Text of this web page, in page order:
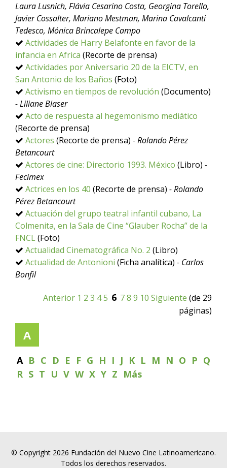
Laura Lusnich, Flávia Cesarino Costa, Georgina Torello,
Javier Cossalter, Mariano Mestman, Marina Cavalcanti
Tedesco, Mónica Brincalepe Campo
Actividades de Harry Belafonte en favor de la
infancia en Africa (Recorte de prensa)
Actividades por Aniversario 20 de la EICTV, en
San Antonio de los Baños (Foto)
Activismo en tiempos de revolución (Documento)
- Liliane Blaser
Acto de respuesta al hegemonismo mediático
(Recorte de prensa)
Actores (Recorte de prensa) - Rolando Pérez
Betancourt
Actores de cine: Directorio 1993. México (Libro) -
Fecimex
Actrices en los 40 (Recorte de prensa) - Rolando
Pérez Betancourt
Actuación del grupo teatral infantil cubano, La
Colmenita, en la Sala de Cine “Glauber Rocha” de la
FNCL(Foto)
Actualidad Cinematográfica No. 2 (Libro)
Actualidad de Antonioni (Ficha analítica) - Carlos
Bonfil
Anterior 1 2 3 45 6 78 9 10 Siguiente (de 29
páginas)
A
A B C D E F G H I J K L M N O P Q
R S T U V W X Y Z Más
© Copyright 2026 Fundación del Nuevo Cine Latinoamericano.
Todos los derechos reservados.